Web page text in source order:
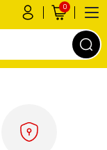
0